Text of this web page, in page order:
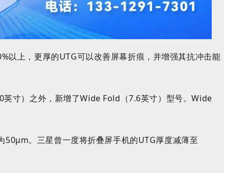
以上，更厚的UTG可以改善屏幕折痕，并增强其抗冲击能
寸）之外，新增了Wide Fold（7.6英寸）型号。Wide
50μm。三星曾一度将折叠屏手机的UTG厚度减薄至